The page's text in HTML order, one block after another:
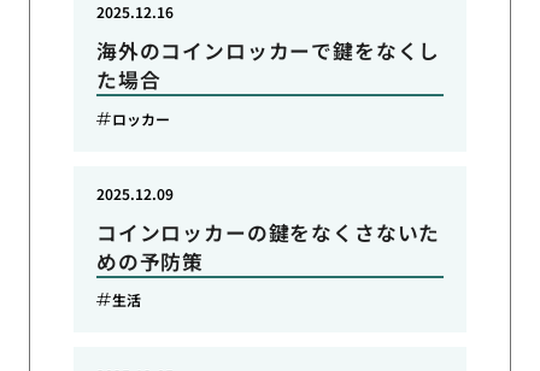
海外のコインロッカーで鍵をなくし
た場合
2025.12.16
ロッカー
コインロッカーの鍵をなくさないた
めの予防策
2025.12.09
生活